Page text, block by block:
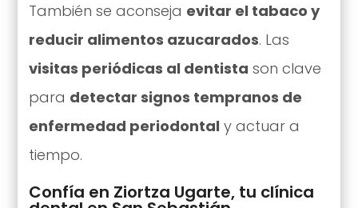
También se aconseja evitar el tabaco y
reducir alimentos azucarados. Las
visitas periódicas al dentista son clave
para detectar signos tempranos de
enfermedad periodontal y actuar a
tiempo.
Confía en Ziortza Ugarte, tu clínica